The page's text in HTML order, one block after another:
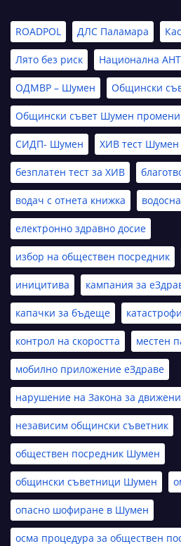
ROADPOL ДЛС Паламара
Лято без риск Национална
ОДМВР – Шумен Общински
Общински съвет Шумен промени
СИДП- Шумен ХИВ тест Шумен
безплатен тест за ХИВ
водач с отнета книжка
електронно здравно досие
избор на обществен посредник
иницитива кампания за
капачки за бъдеще
контрол на скоростта местен
мобилно приложение еЗдраве
нарушение на Закона за
независим общински съветник
обществен посредник Шумен
общински съветници Шумен
опасно шофиране в Шумен
осма процедура за обществен